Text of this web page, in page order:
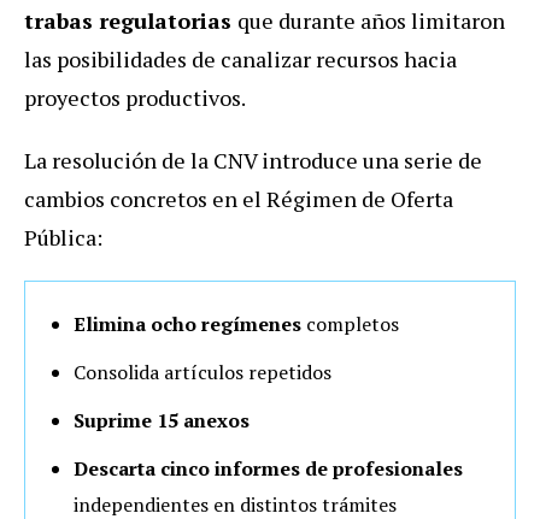
trabas regulatorias que durante años limitaron
las posibilidades de canalizar recursos hacia
proyectos productivos.
La resolución de la CNV introduce una serie de
cambios concretos en el Régimen de Oferta
Pública:
Elimina ocho regímenes completos
Consolida artículos repetidos
Suprime 15 anexos
Descarta cinco informes de profesionales
independientes en distintos trámites